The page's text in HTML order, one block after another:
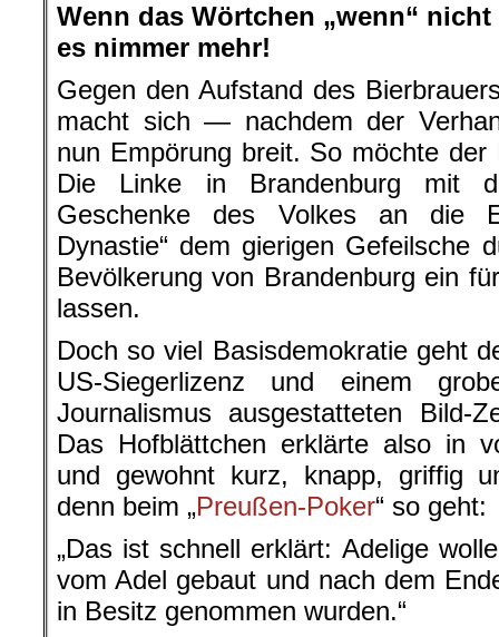
Wenn das Wörtchen „wenn“
es nimmer mehr!
Gegen den Aufstand des
macht sich — nachdem der
nun Empörung breit. So möchte der
Die Linke in Brandenburg mit
Geschenke des Volkes an die
Dynastie“ dem gierigen Gefeilsche
Bevölkerung von Brandenburg ein
lassen.
Doch so viel Basisdemokratie geht
US-Siegerlizenz und einem
Journalismus ausgestatteten Bild-
Das Hofblättchen erklärte also in
und gewohnt kurz, knapp, griffig
denn beim „Preußen-Poker“ so geht:
„Das ist schnell erklärt: Adelige
vom Adel gebaut und nach dem
in Besitz genommen wurden.“